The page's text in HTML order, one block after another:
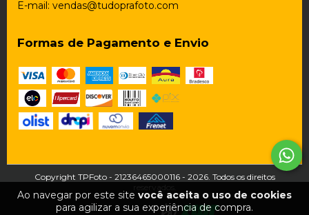
Ao navegar por este site você aceita o uso de cookies
para agilizar a sua experiência de compra.
E-mail: vendas@tudoprafoto.com
Formas de Pagamento e Envio
Copyright TPFoto - 21236465000116 - 2026. Todos os direitos